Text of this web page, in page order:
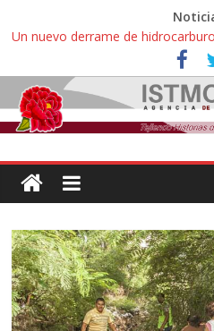
Un nuevo derrame de
ahora pescadores de Salinas del
Pemex
Ángel, el joven autista expulsado
Ixtepec, Oaxaca vuelve a las
Familiares de periodista
intelectuales de su asesinato
Alertan pescadores de Juchitán,
Pescadores y comuneros ikoots
material pétreo de gravera